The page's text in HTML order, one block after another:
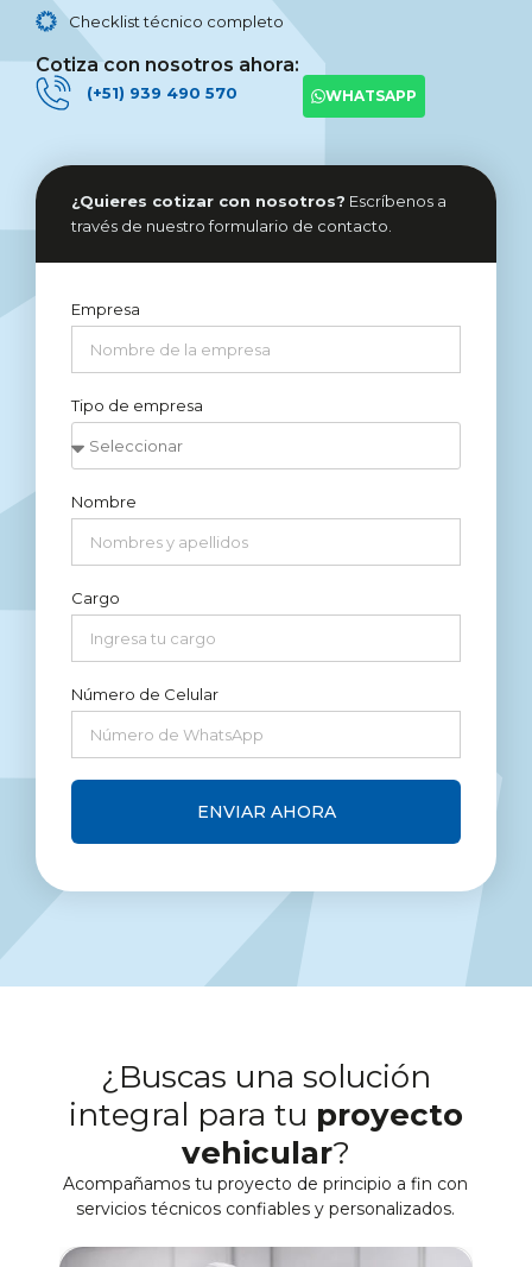
Checklist técnico completo
Cotiza con nosotros ahora:
(+51) 939 490 570 WHATSAPP
¿Quieres cotizar con nosotros? Escríbenos a
través de nuestro formulario de contacto.
Empresa
Tipo de empresa
Nombre
Cargo
Número de Celular
ENVIAR AHORA
¿Buscas una solución
integral para tu proyecto
vehicular?
Acompañamos tu proyecto de principio a fin con
servicios técnicos confiables y personalizados.